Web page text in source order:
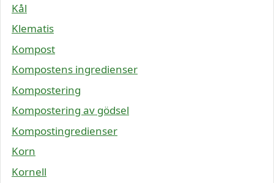
Kål
Klematis
Kompost
Kompostens ingredienser
Kompostering
Kompostering av gödsel
Kompostingredienser
Korn
Kornell